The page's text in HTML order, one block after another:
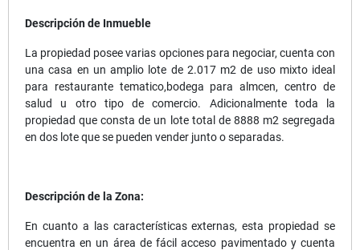
Descripción de Inmueble
La propiedad posee varias opciones para negociar, cuenta con
una casa en un amplio lote de 2.017 m2 de uso mixto ideal
para restaurante tematico,bodega para almcen, centro de
salud u otro tipo de comercio. Adicionalmente toda la
propiedad que consta de un lote total de 8888 m2 segregada
en dos lote que se pueden vender junto o separadas.
Descripción de la Zona:
En cuanto a las características externas, esta propiedad se
encuentra en un área de fácil acceso pavimentado y cuenta